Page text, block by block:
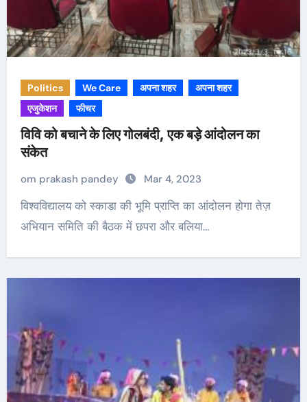
Politics We Care अपना शहर
अपना शहर
एजुकेशन
फीचर
विवि को बचाने के लिए गोलबंदी, एक बड़े आंदोलन का
संकेत
om prakash pandey Mar 4, 2023
विश्वविद्यालय को स्काडा की भूमि प्राप्ति का आंदोलन होगा तेज़
अभियान समिति की बैठक में छपरा और बलिया…